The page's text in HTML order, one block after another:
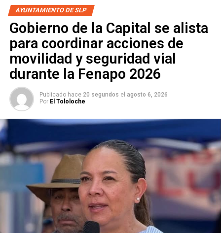
mecanismos y conquistas ciudadanas en favor de la
democracia.
Por último, se dicen preocupados de que frente al mínimo
disenso con el actual régimen sobrevenga una escalada
de descalificaciones, linchamientos y persecución. “Por
ello, desde ahora expresamos que trabajaremos para
convocar a otros y a otras a participar y deliberar
críticamente en una discusión nacional sobre el rumbo de
nuestra democracia, del Estado y del país mismo”.
Además de Nava Palacios, entre los firmantes se
encuentranlos panistas Javier Corral, Gustavo Madero y
AYUNTAMIENTO DE SLP
Gobierno de la Capital se alista
para coordinar acciones de
movilidad y seguridad vial
durante la Fenapo 2026
Publicado hace 20 segundos el agosto 6, 2026
Por El Tololoche